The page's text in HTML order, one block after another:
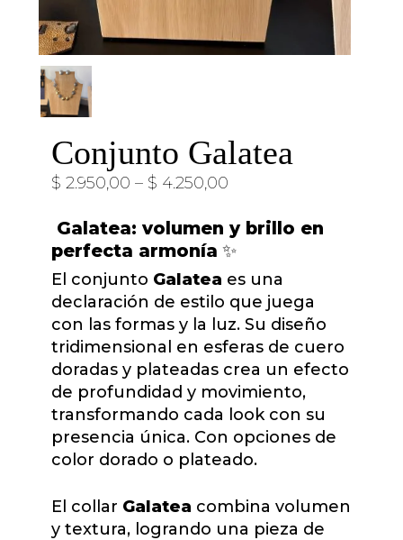
Conjunto Galatea
$ 2.950,00 – $ 4.250,00
Galatea: volumen y brillo en
perfecta armonía ✨
El conjunto Galatea es una
declaración de estilo que juega
con las formas y la luz. Su diseño
tridimensional en esferas de cuero
doradas y plateadas crea un efecto
de profundidad y movimiento,
transformando cada look con su
presencia única. Con opciones de
color dorado o plateado.
El collar Galatea combina volumen
y textura, logrando una pieza de